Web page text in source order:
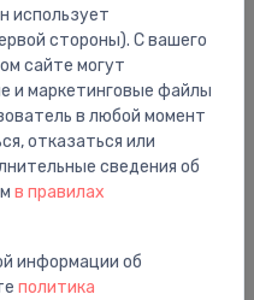
использует
стороны). С вашего
сайте могут
и маркетинговые файлы
в любой момент
отказаться или
сведения об
в правилах
информации об
политика